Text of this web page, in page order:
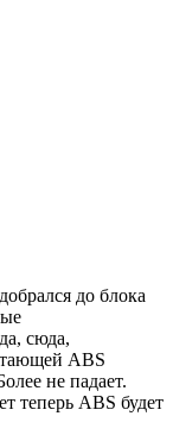
до блока
сюда,
ABS
не падает.
теперь ABS будет